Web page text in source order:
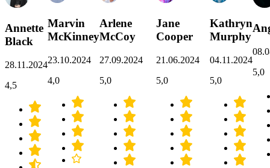
Annette
Black
28.11.2024
4,5
Marvin
McKinney
23.10.2024
4,0
Arlene
McCoy
27.09.2024
5,0
Jane
Cooper
21.06.2024
5,0
Kathryn
Murphy
04.11.2024
5,0
5,0